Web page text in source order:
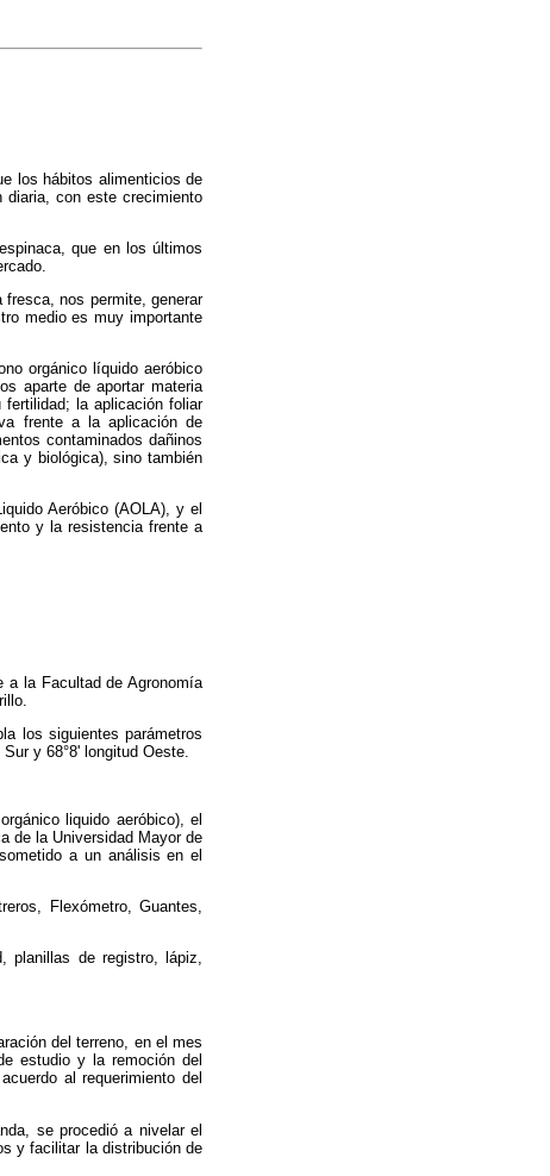
los hábitos alimenticios de
diaria, con este crecimiento
que en los últimos
nos permite, generar
medio es muy importante
orgánico líquido aeróbico
aparte de aportar materia
fertilidad; la aplicación foliar
frente a la aplicación de
contaminados dañinos
y biológica), sino también
Aeróbico (AOLA), y el
y la resistencia frente a
a la Facultad de Agronomía
los siguientes parámetros
y 68°8' longitud Oeste.
liquido aeróbico), el
de la Universidad Mayor de
a un análisis en el
Flexómetro, Guantes,
planillas de registro, lápiz,
del terreno, en el mes
estudio y la remoción del
al requerimiento del
se procedió a nivelar el
y facilitar la distribución de